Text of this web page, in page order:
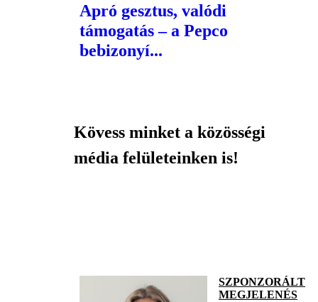
Apró gesztus, valódi
támogatás – a Pepco
bebizonyí...
Kövess minket a közösségi
média felületeinken is!
SZPONZORÁLT
MEGJELENÉS